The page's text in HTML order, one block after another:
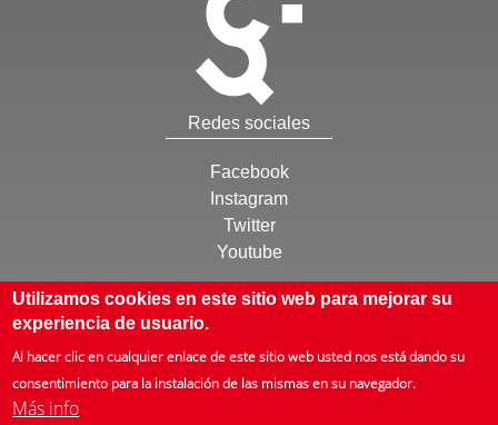
Redes sociales
Facebook
Instagram
Twitter
Youtube
Otros
Què és l'ISTAS
Utilizamos cookies en este sitio web para mejorar su
experiencia de usuario.
Al hacer clic en cualquier enlace de este sitio web usted nos está dando su
consentimiento para la instalación de las mismas en su navegador.
Más info